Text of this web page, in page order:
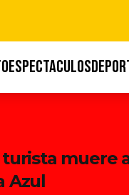
ESPECTACULOS
muere
Azul